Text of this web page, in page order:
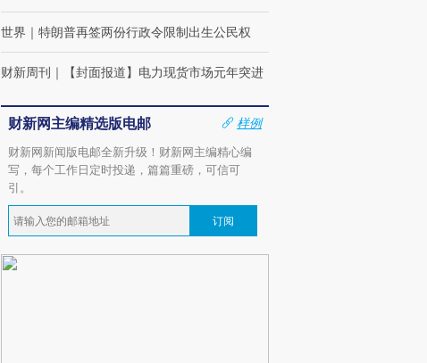
世界 ｜ 特朗普再签两份行政令限制出生公民权
财新周刊 ｜ 【封面报道】电力现货市场元年突进
财新网主编精选版电邮
样例
财新网新闻版电邮全新升级！财新网主编精心编
写，每个工作日定时投递，篇篇重磅，可信可
引。
订阅